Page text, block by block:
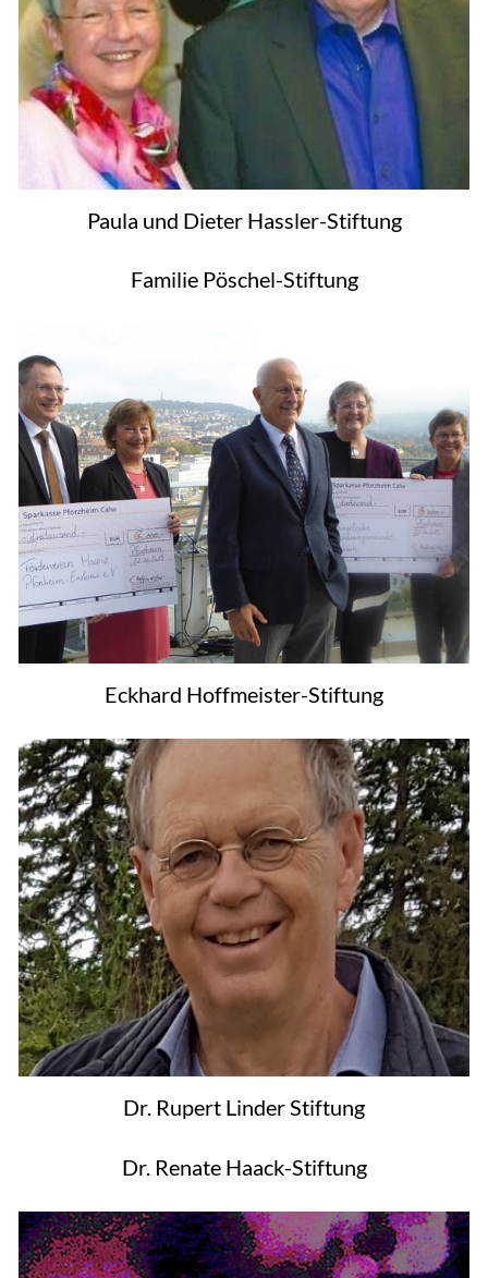
Paula und Dieter Hassler-Stiftung
Familie Pöschel-Stiftung
Eckhard Hoffmeister-Stiftung
Dr. Rupert Linder Stiftung
Dr. Renate Haack-Stiftung